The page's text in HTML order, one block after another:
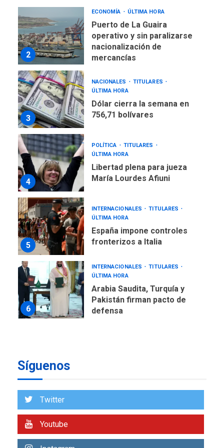
2
ECONOMÍA ÚLTIMA HORA
Puerto de La Guaira
operativo y sin paralizarse
nacionalización de
mercancías
3
NACIONALES
TITULARES
ÚLTIMA HORA
Dólar cierra la semana en
756,71 bolívares
4
POLÍTICA
TITULARES
ÚLTIMA HORA
Libertad plena para jueza
María Lourdes Afiuni
5
INTERNACIONALES
TITULARES
ÚLTIMA HORA
España impone controles
fronterizos a Italia
6
INTERNACIONALES
TITULARES
ÚLTIMA HORA
Arabia Saudita, Turquía y
Pakistán firman pacto de
defensa
7
1
Venezuela requiere
alcanzar 3 millones de bdp
Síguenos
Twitter
Youtube